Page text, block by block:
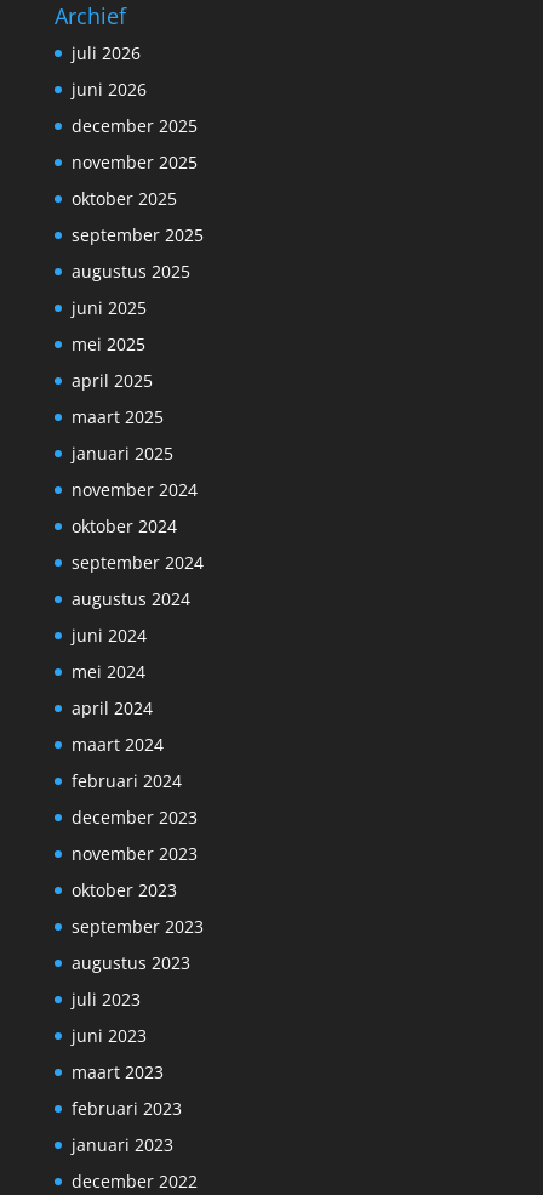
Archief
juli 2026
juni 2026
december 2025
november 2025
oktober 2025
september 2025
augustus 2025
juni 2025
mei 2025
april 2025
maart 2025
januari 2025
november 2024
oktober 2024
september 2024
augustus 2024
juni 2024
mei 2024
april 2024
maart 2024
februari 2024
december 2023
november 2023
oktober 2023
september 2023
augustus 2023
juli 2023
juni 2023
maart 2023
februari 2023
januari 2023
december 2022